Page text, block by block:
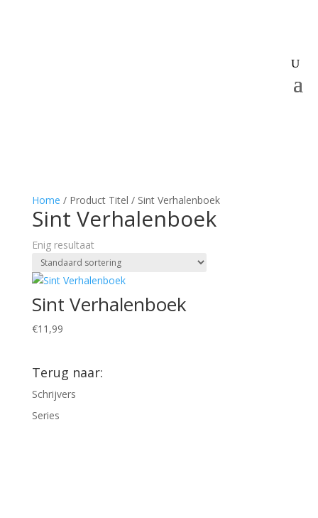
Home / Product Titel / Sint Verhalenboek
Sint Verhalenboek
Enig resultaat
Sint Verhalenboek
€11,99
Terug naar:
Schrijvers
Series